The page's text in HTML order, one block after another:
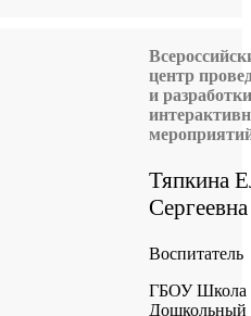
центр
и разработки
Тяпкина
Сергеевна
Воспитатель
ГБОУ Школа
Дошкольный